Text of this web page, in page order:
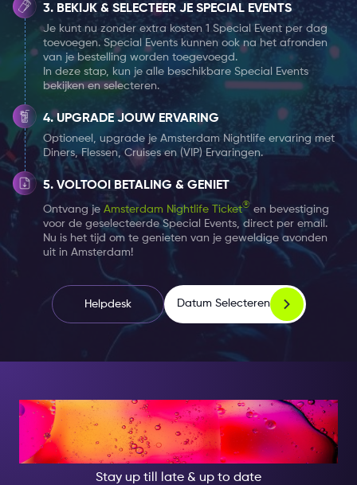
Gastenlijst info: Door dit Special Event te
selecteren naast je Amsterdam Nightlife Ticket,
wordt je op de gastenlijst voor het evenement
geplaatst. Je kunt per dag één Special Event
kiezen zonder extra. kosten.
Helpdesk Datum Selecteren
BEKIJK & SELECTEER JE SPECIAL EVENTS
Je kunt nu zonder extra kosten 1 Special Event per dag
toevoegen. Special Events kunnen ook na het afronden
van je bestelling worden toegevoegd.
In deze stap, kun je alle beschikbare Special Events
bekijken en selecteren.
UPGRADE JOUW ERVARING
Optioneel, upgrade je Amsterdam Nightlife ervaring met
Diners, Flessen, Cruises en (VIP) Ervaringen.
VOLTOOI BETALING & GENIET
Ontvang je Amsterdam Nightlife Ticket® en bevestiging
voor de geselecteerde Special Events, direct per email.
Nu is het tijd om te genieten van je geweldige avonden
uit in Amsterdam!
AT NIGHT, BECOME
SOMEONE GREAT!
Stay up till late & up to date